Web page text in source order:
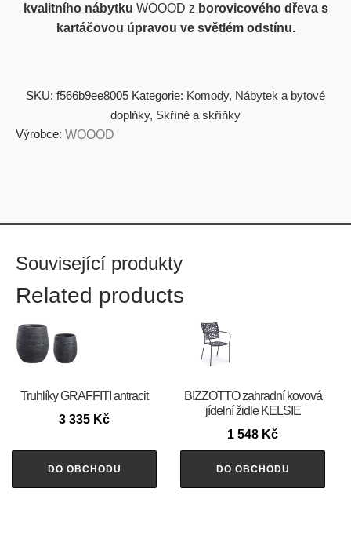
kvalitního nábytku WOOOD z borovicového dřeva s
kartáčovou úpravou ve světlém odstínu.
SKU: f566b9ee8005 Kategorie: Komody, Nábytek a bytové
doplňky, Skříně a skříňky
Výrobce: WOOOD
Související produkty
Related products
Truhlíky GRAFFITI antracit
3 335 Kč
DO OBCHODU
BIZZOTTO zahradní kovová
jídelní židle KELSIE
1 548 Kč
DO OBCHODU